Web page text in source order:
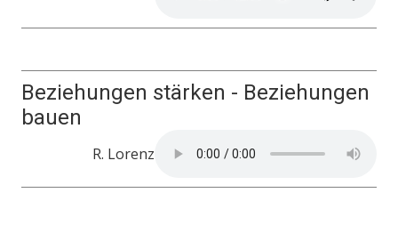
Beziehungen stärken - Beziehungen
bauen
R. Lorenz